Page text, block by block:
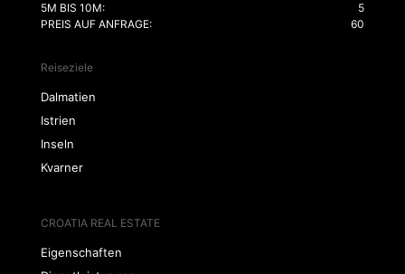
5M BIS 10M:
5
PREIS AUF ANFRAGE:
60
Reiseziele
Dalmatien
Istrien
Inseln
Kvarner
CROATIA REAL ESTATE
Eigenschaften